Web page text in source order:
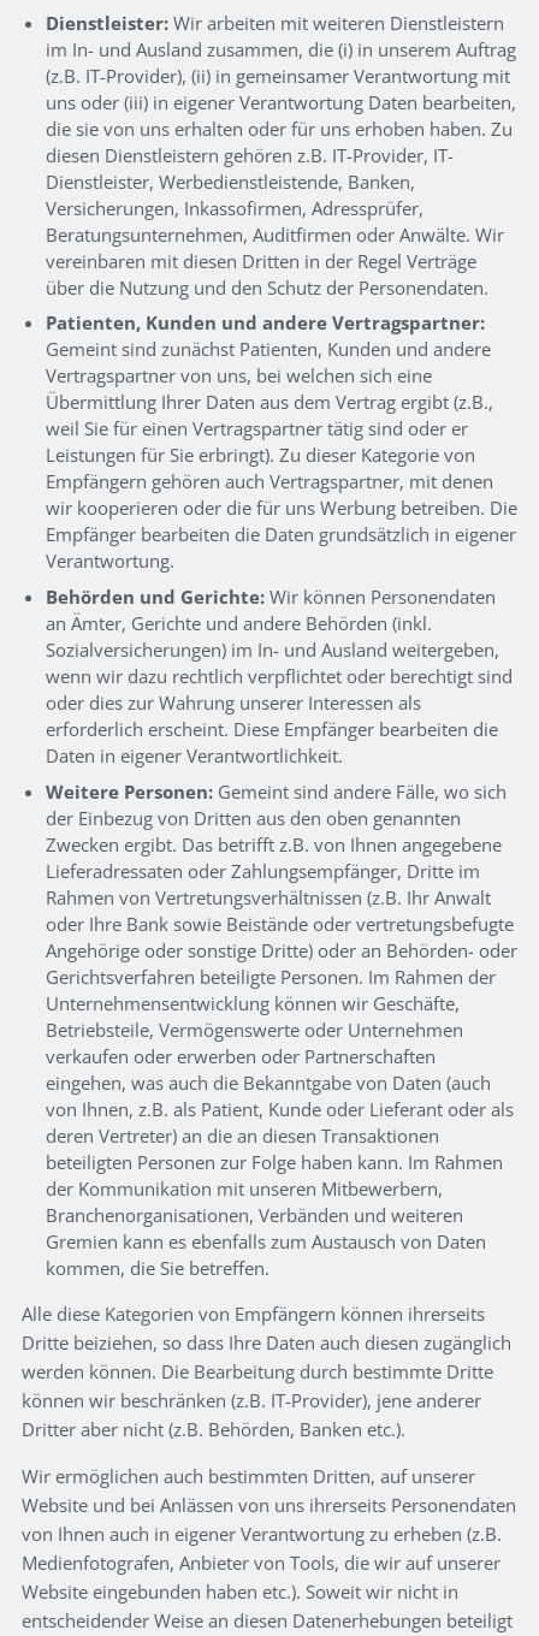
Dienstleister:Wir arbeiten mit weiteren Dienstleistern
im In- und Ausland zusammen, die (i) in unserem Auftrag
(z.B. IT-Provider), (ii) in gemeinsamer Verantwortung mit
uns oder (iii) in eigener Verantwortung Daten bearbeiten,
die sie von uns erhalten oder für uns erhoben haben. Zu
diesen Dienstleistern gehören z.B. IT-Provider, IT-
Dienstleister, Werbedienstleistende, Banken,
Versicherungen, Inkassofirmen, Adressprüfer,
Beratungsunternehmen, Auditfirmen oder Anwälte. Wir
vereinbaren mit diesen Dritten in der Regel Verträge
über die Nutzung und den Schutz der Personendaten.
Patienten, Kunden und andere Vertragspartner:
Gemeint sind zunächst Patienten, Kunden und andere
Vertragspartner von uns, bei welchen sich eine
Übermittlung Ihrer Daten aus dem Vertrag ergibt (z.B.,
weil Sie für einen Vertragspartner tätig sind oder er
Leistungen für Sie erbringt). Zu dieser Kategorie von
Empfängern gehören auch Vertragspartner, mit denen
wir kooperieren oder die für uns Werbung betreiben. Die
Empfänger bearbeiten die Daten grundsätzlich in eigener
Verantwortung.
Behörden und Gerichte:Wir können Personendaten
an Ämter, Gerichte und andere Behörden (inkl.
Sozialversicherungen) im In- und Ausland weitergeben,
wenn wir dazu rechtlich verpflichtet oder berechtigt sind
oder dies zur Wahrung unserer Interessen als
erforderlich erscheint. Diese Empfänger bearbeiten die
Daten in eigener Verantwortlichkeit.
Weitere Personen: Gemeint sind andere Fälle, wo sich
der Einbezug von Dritten aus den oben genannten
Zwecken ergibt. Das betrifft z.B. von Ihnen angegebene
Lieferadressaten oder Zahlungsempfänger, Dritte im
Rahmen von Vertretungsverhältnissen (z.B. Ihr Anwalt
oder Ihre Bank sowie Beistände oder vertretungsbefugte
Angehörige oder sonstige Dritte) oder an Behörden- oder
Gerichtsverfahren beteiligte Personen. Im Rahmen der
Unternehmensentwicklung können wir Geschäfte,
Betriebsteile, Vermögenswerte oder Unternehmen
verkaufen oder erwerben oder Partnerschaften
eingehen, was auch die Bekanntgabe von Daten (auch
von Ihnen, z.B. als Patient, Kunde oder Lieferant oder als
deren Vertreter) an die an diesen Transaktionen
beteiligten Personen zur Folge haben kann. Im Rahmen
der Kommunikation mit unseren Mitbewerbern,
Branchenorganisationen, Verbänden und weiteren
Gremien kann es ebenfalls zum Austausch von Daten
kommen, die Sie betreffen.
Alle diese Kategorien von Empfängern können ihrerseits
Dritte beiziehen, so dass Ihre Daten auch diesen zugänglich
werden können. Die Bearbeitung durch bestimmte Dritte
können wir beschränken (z.B. IT-Provider), jene anderer
Dritter aber nicht (z.B. Behörden, Banken etc.).
Wir ermöglichen auch bestimmten Dritten, auf unserer
Website und bei Anlässen von uns ihrerseits Personendaten
von Ihnen auch in eigener Verantwortung zu erheben (z.B.
Medienfotografen, Anbieter von Tools, die wir auf unserer
Website eingebunden haben etc.). Soweit wir nicht in
entscheidender Weise an diesen Datenerhebungen beteiligt